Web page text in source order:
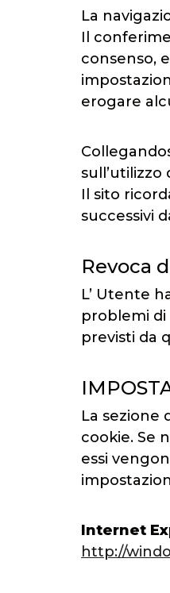
La
Il
consenso,
erogare
sull’utilizzo
Il sito
successivi
Revoca
L’ Utente
problemi
previsti da
La sezione
cookie. Se
essi
Internet
http://